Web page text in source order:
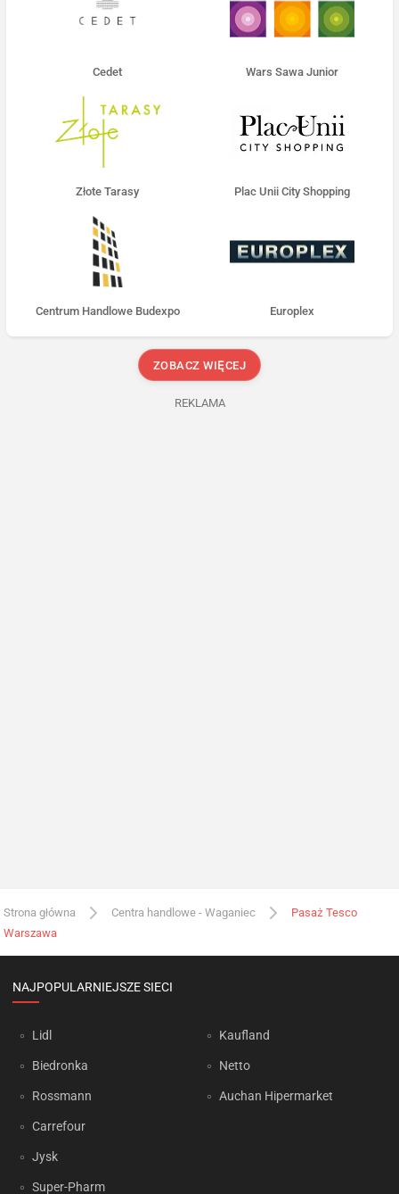
Cedet Wars Sawa Junior
Złote Tarasy Plac Unii City Shopping
Centrum Handlowe Budexpo Europlex
ZOBACZ WIĘCEJ
REKLAMA
Strona główna Centra handlowe - Waganiec
Pasaż Tesco
Warszawa
NAJPOPULARNIEJSZE SIECI
Lidl
Biedronka
Rossmann
Carrefour
Jysk
Super-Pharm
Kaufland
Netto
Auchan Hipermarket